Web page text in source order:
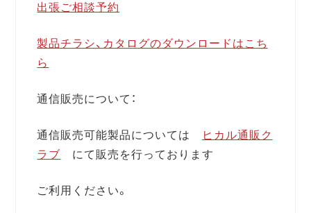
出張ご相談予約
製品チラシ、カタログのダウンロードはこち
ら
通信販売について：
通信販売可能製品については
ヒカル通販ク
ラブ にて販売を行っております
ご利用ください。